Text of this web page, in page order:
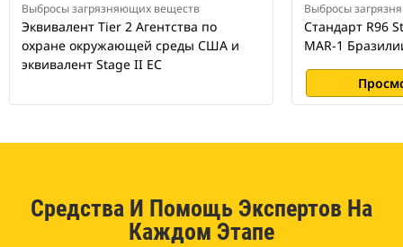
Выбросы загрязняющих веществ
Эквивалент Tier 2 Агентства по
охране окружающей среды США и
эквивалент Stage II ЕС
Выбросы
Стандарт R96
MAR-1
Средства И Помощь Экспертов На
Каждом Этапе